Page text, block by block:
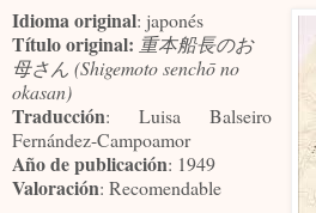
Idioma original: japonés
Título original: 重本船長のお
母さん (Shigemoto senchō no
okasan)
Traducción: Luisa Balseiro
Fernández-Campoamor
Año de publicación: 1949
Valoración: Recomendable